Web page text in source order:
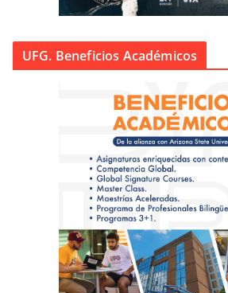
UFG. Beneficios Académicos